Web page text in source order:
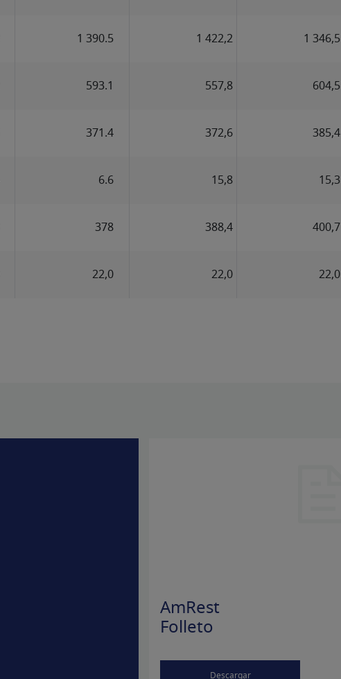
1 390.5 1 422,2 1 346,5
593.1 557,8 604,5
371.4 372,6 385,4
6.6 15,8 15,3
378 388,4 400,7
22,0 22,0 22,0
AmRest
Folleto
Descargar